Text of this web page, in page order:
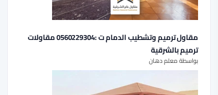
مقاول ترميم وتشطيب الدمام ت :0560229304 مقاولات
ترميم بالشرقية
بواسطة معلم دهان